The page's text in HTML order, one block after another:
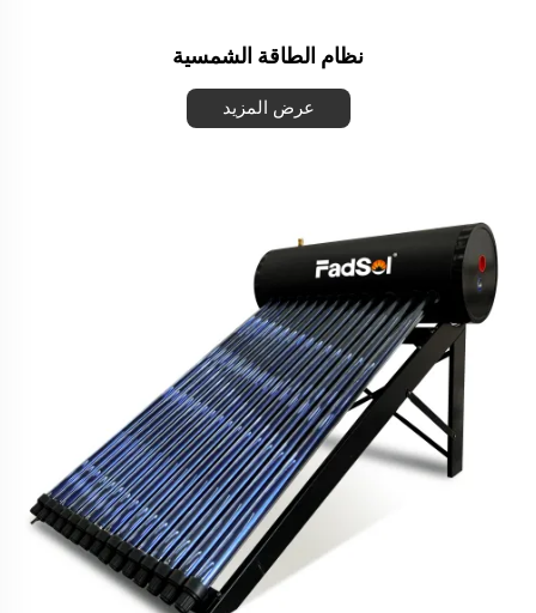
نظام الطاقة الشمسية
عرض المزيد